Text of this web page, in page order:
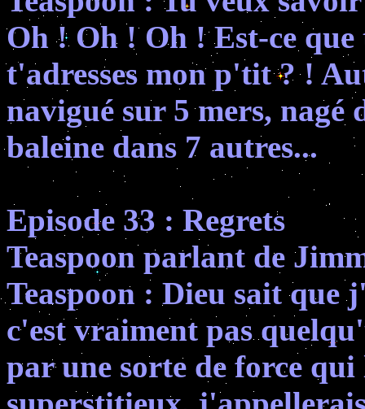
Oh ! Oh ! Oh ! Est-ce
t'adresses mon p'tit ? !
navigué sur 5 mers, nagé
baleine dans 7 autres...
Episode 33 : Regrets
Teaspoon parlant de
Teaspoon : Dieu sait que
c'est vraiment pas
par une sorte de force qui